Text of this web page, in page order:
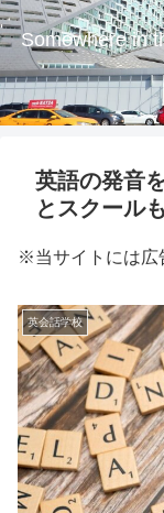
Somewhere in
英語の発音
とスクール
※当サイトには広
英会話学校